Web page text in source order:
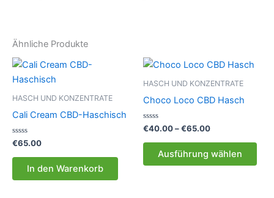
Ähnliche Produkte
HASCH UND KONZENTRATE
Cali Cream CBD-Haschisch
Bewertet
mit
0
€65.00
In den Warenkorb
HASCH UND KONZENTRATE
Choco Loco CBD Hasch
Bewertet
mit
0
€40.00–€65.00Preisspanne:
bis
€65.00
Ausführung wählen